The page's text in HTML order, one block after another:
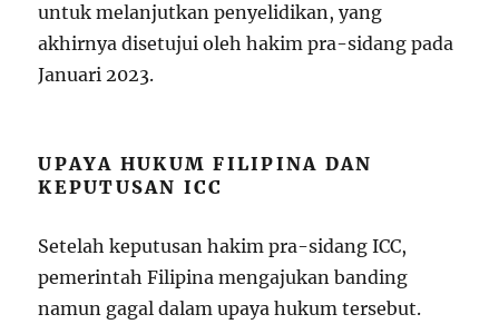
untuk melanjutkan penyelidikan, yang
akhirnya disetujui oleh hakim pra-sidang pada
Januari 2023.
UPAYA HUKUM FILIPINA DAN
KEPUTUSAN ICC
Setelah keputusan hakim pra-sidang ICC,
pemerintah Filipina mengajukan banding
namun gagal dalam upaya hukum tersebut.